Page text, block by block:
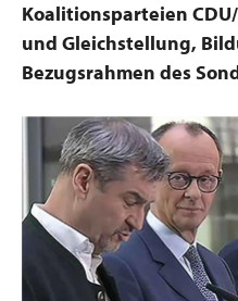
Koalitionsparteien
und Gleichstellung, Bil
Bezugsrahmen des